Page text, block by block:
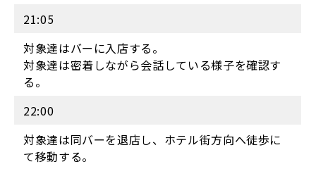
21:05
対象達はバーに入店する。
対象達は密着しながら会話している様子を確認す
る。
22:00
対象達は同バーを退店し、ホテル街方向へ徒歩に
て移動する。